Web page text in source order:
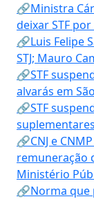
🔗Ministra
deixar STF
🔗Luis Felipe
STJ; Mauro
🔗STF
alvarás em
🔗STF
🔗CNJ e
remuneração
Ministério
🔗Norma que